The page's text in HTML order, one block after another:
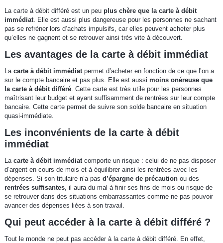
La carte à débit différé est un peu plus chère que la carte à débit
immédiat. Elle est aussi plus dangereuse pour les personnes ne sachant
pas se refréner lors d’achats impulsifs, car elles peuvent acheter plus
qu’elles ne gagnent et se retrouver ainsi très vite à découvert.
Les avantages de la carte à débit immédiat
La carte à débit immédiatpermet d’acheter en fonction de ce que l’on a
sur le compte bancaire et pas plus. Elle est aussi moins onéreuse que
la carte à débit différé. Cette carte est très utile pour les personnes
maîtrisant leur budget et ayant suffisamment de rentrées sur leur compte
bancaire. Cette carte permet de suivre son solde bancaire en situation
quasi-immédiate.
Les inconvénients de la carte à débit
immédiat
La carte à débit immédiatcomporte un risque : celui de ne pas disposer
d’argent en cours de mois et à équilibrer ainsi les rentrées avec les
dépenses. Si son titulaire n’a pas d’épargne de précautionou des
rentrées suffisantes, il aura du mal à finir ses fins de mois ou risque de
se retrouver dans des situations embarrassantes comme ne pas pouvoir
avancer des dépenses liées à son travail.
Qui peut accéder à la carte à débit différé ?
Tout le monde ne peut pas accéder à la carte à débit différé. En effet,